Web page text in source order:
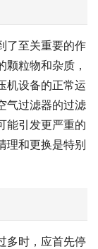
了至关重要的作
粒物和杂质，
机设备的正常运
气过滤器的过滤
能引发更严重的
理和更换是特别
多时，应首先停